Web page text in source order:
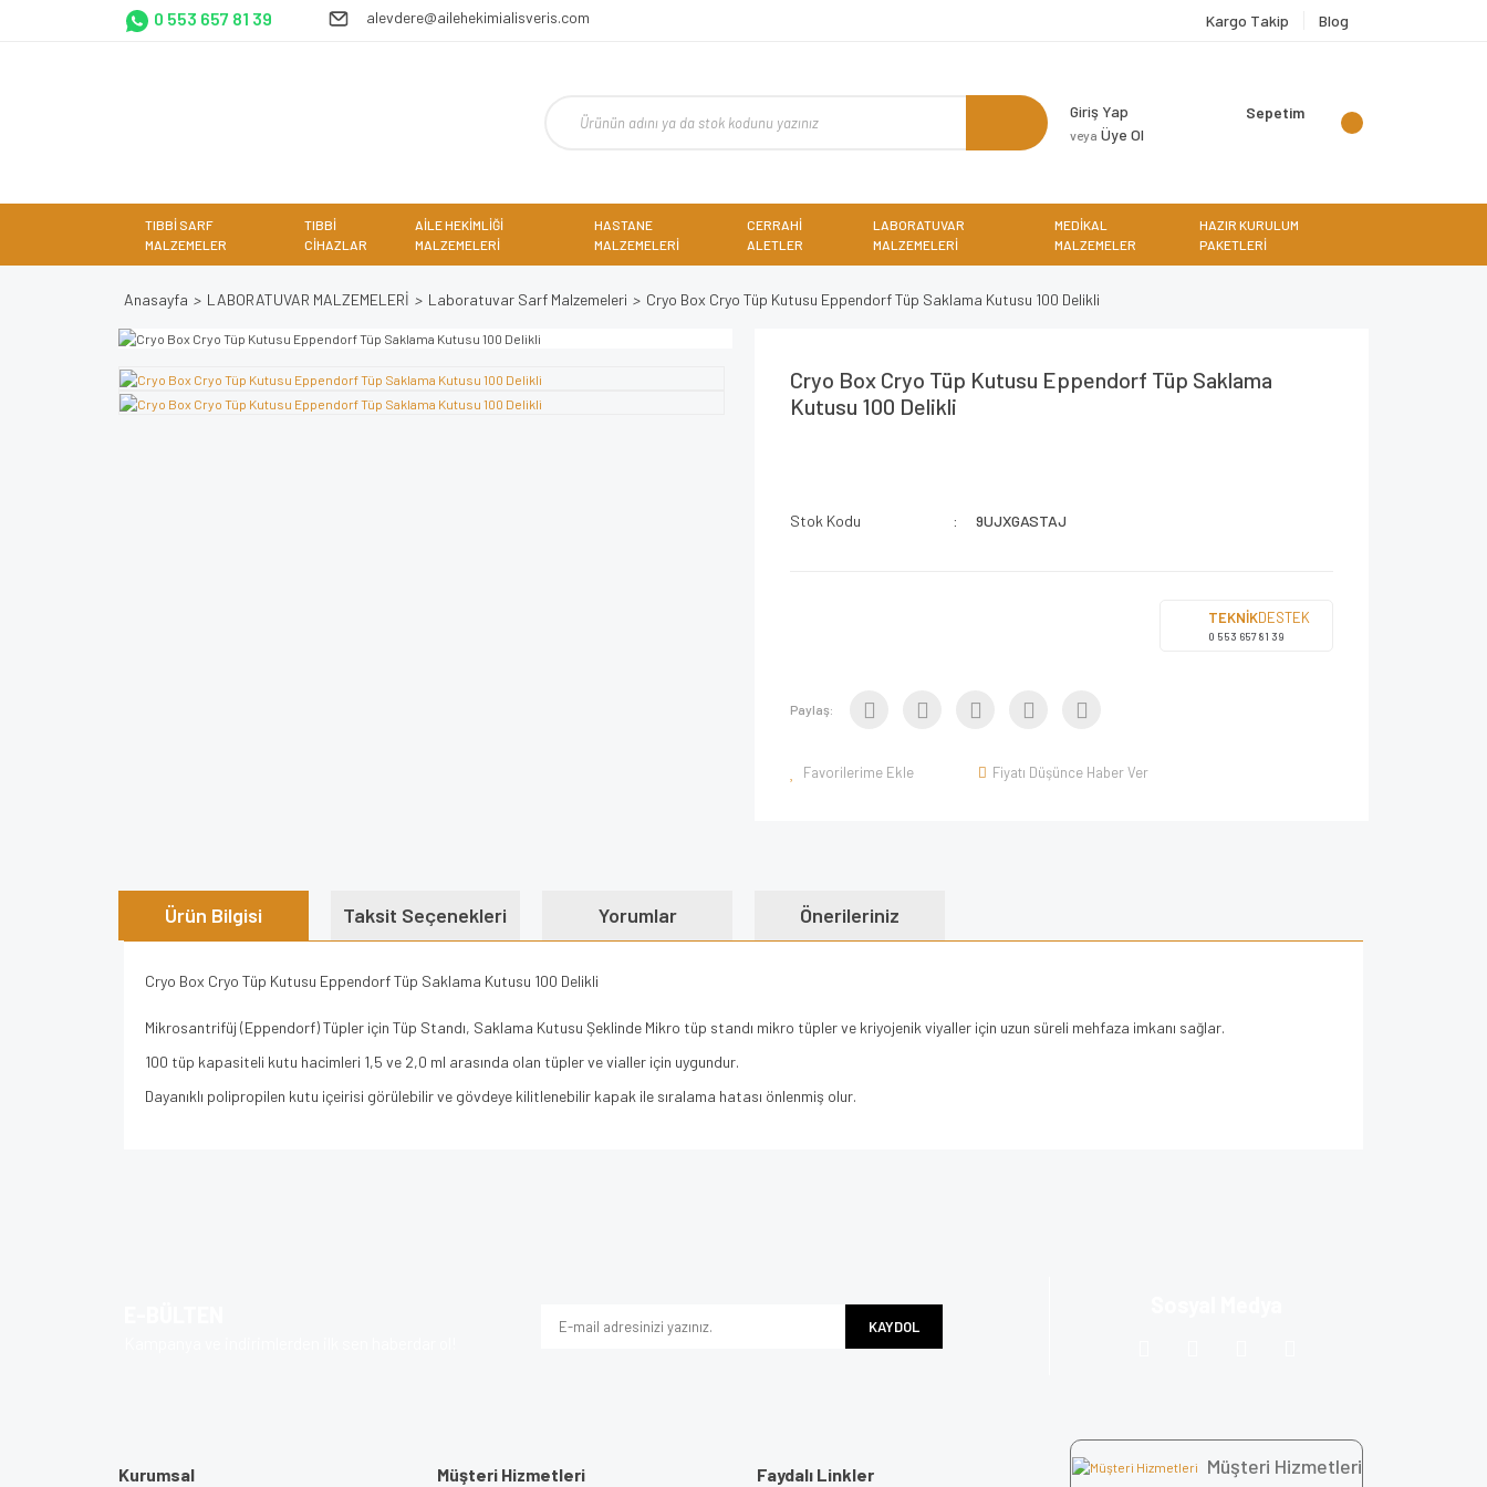
0 553 657 81 39 alevdere@ailehekimialisveris.com Kargo Takip Blog
Giriş Yap
veya Üye Ol
Sepetim
TIBBİ SARF
MALZEMELER
TIBBİ
CİHAZLAR
AİLE HEKİMLİĞİ
MALZEMELERİ
HASTANE
MALZEMELERİ
CERRAHİ
ALETLER
LABORATUVAR
MALZEMELERİ
MEDİKAL
MALZEMELER
HAZIR KURULUM
PAKETLERİ
Anasayfa LABORATUVAR MALZEMELERİ Laboratuvar Sarf Malzemeleri Cryo Box Cryo Tüp Kutusu Eppendorf Tüp Saklama Kutusu 100 Delikli
Cryo Box Cryo Tüp Kutusu Eppendorf Tüp Saklama
Kutusu 100 Delikli
Stok Kodu 9UJXGASTAJ
TEKNİKDESTEK
0 553 657 81 39
Paylaş:
Fiyatı Düşünce Haber Ver
Ürün Bilgisi Taksit Seçenekleri Yorumlar Önerileriniz
Cryo Box Cryo Tüp Kutusu Eppendorf Tüp Saklama Kutusu 100 Delikli
Mikrosantrifüj (Eppendorf) Tüpler için Tüp Standı, Saklama Kutusu Şeklinde Mikro tüp standı mikro tüpler ve kriyojenik viyaller için uzun süreli mehfaza imkanı sağlar.
100 tüp kapasiteli kutu hacimleri 1,5 ve 2,0 ml arasında olan tüpler ve vialler için uygundur.
Dayanıklı polipropilen kutu içeirisi görülebilir ve gövdeye kilitlenebilir kapak ile sıralama hatası önlenmiş olur.
KAYDOL
Kurumsal Müşteri Hizmetleri Faydalı Linkler Müşteri Hizmetleri